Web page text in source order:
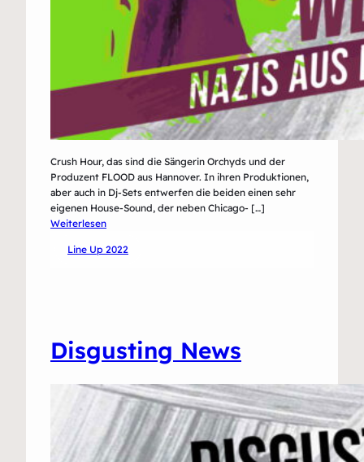
Crush Hour, das sind die Sängerin Orchyds und der
Produzent FLOOD aus Hannover. In ihren Produktionen,
aber auch in Dj-Sets entwerfen die beiden einen sehr
eigenen House-Sound, der neben Chicago- […]
Weiterlesen:
Hour
Line Up 2022
Disgusting News